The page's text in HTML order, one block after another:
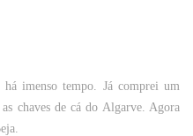
imenso tempo. Já comprei um
chaves de cá do Algarve. Agora